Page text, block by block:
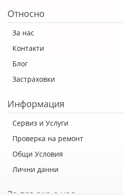
Относно
За нас
Контакти
Блог
Застраховки
Информация
Сервиз и Услуги
Проверка на ремонт
Общи Условия
Лични данни